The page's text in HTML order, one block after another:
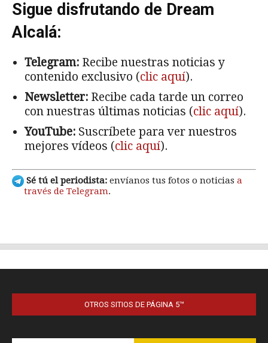
OTROS SITIOS DE PÁGINA 5™